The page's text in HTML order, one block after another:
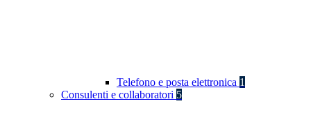
Telefono e posta elettronica 1
Consulenti e collaboratori 5